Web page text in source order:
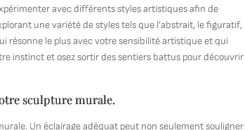
avec différents styles artistiques afin de
une variété de styles tels que l’abstrait, le figuratif,
résonne le plus avec votre sensibilité artistique et qui
instinct et osez sortir des sentiers battus pour découvrir
sculpture murale.
Un éclairage adéquat peut non seulement souligner